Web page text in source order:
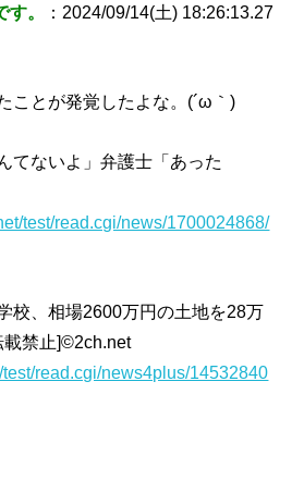
。
：2024/09/14(土) 18:26:13.27
ことが発覚したよな。(´ω｀)
てないよ」弁護士「あった
test/read.cgi/news/1700024868/
校、相場2600万円の土地を28万
載禁止]©2ch.net
read.cgi/news4plus/14532840